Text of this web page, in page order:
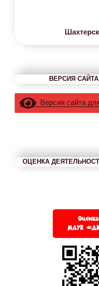
ВЕРСИЯ
Версия сайта
ОЦЕНКА